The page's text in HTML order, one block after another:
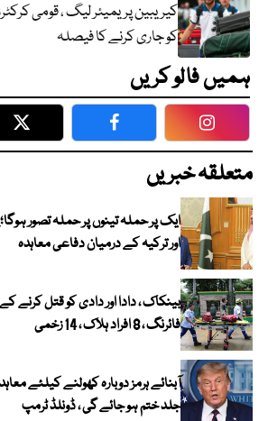
کو جاری کرنے کا فیصلہ
ہمیں فالو کریں
Twitter Facebook
متعلقہ خبریں
ایک پر حملہ تینوں پر حملہ تصور
اور ترکیہ کے درمیان دفاعی معاہدہ
بینکاک ، دادا اور دادی کو قتل کرنے
فائرنگ ، 8 افراد ہلاک ، 14 زخمی
آبنائے ہرمز دوبارہ کھولنے کیلئے
جلد ختم ہو جائے گی ، ڈونلڈ ٹرمپ